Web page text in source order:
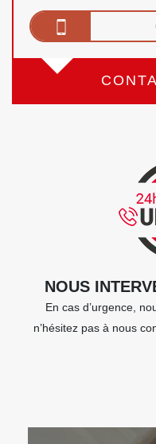
NOUS
En cas d’urgence,
n’hésitez pas à nous